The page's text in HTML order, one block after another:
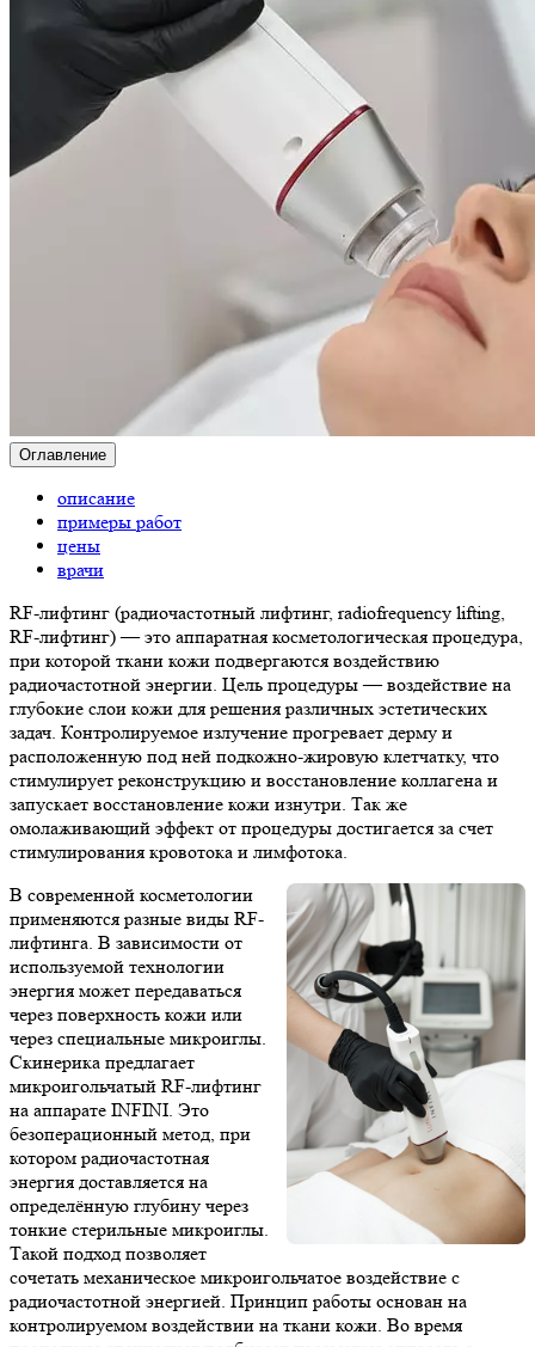
Оглавление
описание
примеры работ
цены
врачи
RF-лифтинг (радиочастотный лифтинг, radiofrequency lifting,
RF-лифтинг) — это аппаратная косметологическая процедура,
при которой ткани кожи подвергаются воздействию
радиочастотной энергии. Цель процедуры — воздействие на
глубокие слои кожи для решения различных эстетических
задач. Контролируемое излучение прогревает дерму и
расположенную под ней подкожно-жировую клетчатку, что
стимулирует реконструкцию и восстановление коллагена и
запускает восстановление кожи изнутри. Так же
омолаживающий эффект от процедуры достигается за счет
стимулирования кровотока и лимфотока.
В современной косметологии
применяются разные виды RF-
лифтинга. В зависимости от
используемой технологии
энергия может передаваться
через поверхность кожи или
через специальные микроиглы.
Скинерика предлагает
микроигольчатый RF-лифтинг
на аппарате INFINI. Это
безоперационный метод, при
котором радиочастотная
энергия доставляется на
определённую глубину через
тонкие стерильные микроиглы.
Такой подход позволяет
сочетать механическое микроигольчатое воздействие с
радиочастотной энергией. Принцип работы основан на
контролируемом воздействии на ткани кожи. Во время